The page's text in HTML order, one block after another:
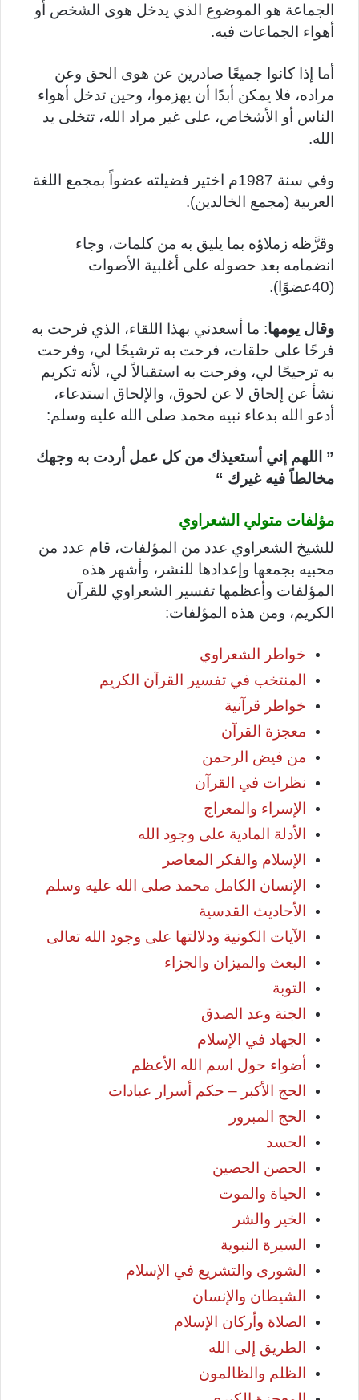
الجماعة هو الموضوع الذي يدخل هوى الشخص أو
أهواء الجماعات فيه.
أما إذا كانوا جميعًا صادرين عن هوى الحق وعن
مراده، فلا يمكن أبدًا أن يهزموا، وحين تدخل أهواء
الناس أو الأشخاص، على غير مراد الله، تتخلى يد
الله.
وفي سنة 1987م اختير فضيلته عضواً بمجمع اللغة
العربية (مجمع الخالدين).
وقرَّظه زملاؤه بما يليق به من كلمات، وجاء
انضمامه بعد حصوله على أغلبية الأصوات
(40عضوًا).
وقال يومها: ما أسعدني بهذا اللقاء، الذي فرحت به
فرحًا على حلقات، فرحت به ترشيحًا لي، وفرحت
به ترجيحًا لي، وفرحت به استقبالاً لي، لأنه تكريم
نشأ عن إلحاق لا عن لحوق، والإلحاق استدعاء،
أدعو الله بدعاء نبيه محمد صلى الله عليه وسلم:
” اللهم إني أستعيذك من كل عمل أردت به وجهك
مخالطاً فيه غيرك “
مؤلفات متولي الشعراوي
للشيخ الشعراوي عدد من المؤلفات، قام عدد من
محبيه بجمعها وإعدادها للنشر، وأشهر هذه
المؤلفات وأعظمها تفسير الشعراوي للقرآن
الكريم، ومن هذه المؤلفات:
خواطر الشعراوي
المنتخب في تفسير القرآن الكريم
خواطر قرآنية
معجزة القرآن
من فيض الرحمن
نظرات في القرآن
الإسراء والمعراج
الأدلة المادية على وجود الله
الإسلام والفكر المعاصر
الإنسان الكامل محمد صلى الله عليه وسلم
الأحاديث القدسية
الآيات الكونية ودلالتها على وجود الله تعالى
البعث والميزان والجزاء
التوبة
الجنة وعد الصدق
الجهاد في الإسلام
أضواء حول اسم الله الأعظم
الحج الأكبر – حكم أسرار عبادات
الحج المبرور
الحسد
الحصن الحصين
الحياة والموت
الخير والشر
السيرة النبوية
الشورى والتشريع في الإسلام
الشيطان والإنسان
الصلاة وأركان الإسلام
الطريق إلى الله
الظلم والظالمون